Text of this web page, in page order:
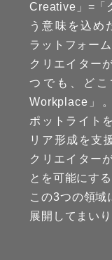
Creative」=「
う意味を込め
ラットフォー
クリエイター
つでも、ど
Workplace」
ポットライト
リア形成を支
クリエイター
とを可能にす
この3つの領域
展開してまいり